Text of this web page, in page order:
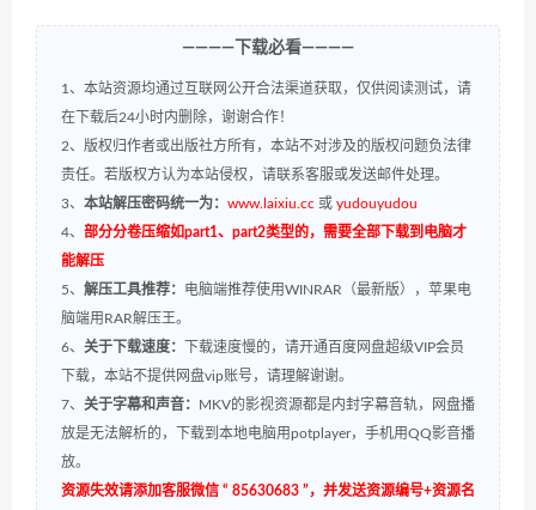
————下载必看————
1、本站资源均通过互联网公开合法渠道获取，仅供阅读测试，请
在下载后24小时内删除，谢谢合作！
2、版权归作者或出版社方所有，本站不对涉及的版权问题负法律
责任。若版权方认为本站侵权，请联系客服或发送邮件处理。
3、 本站解压密码统一为： www.laixiu.cc 或 yudouyudou
4、 部分分卷压缩如part1、part2类型的，需要全部下载到电脑才
能解压
5、 解压工具推荐： 电脑端推荐使用WINRAR（最新版），苹果电
脑端用RAR解压王。
6、 关于下载速度：
下载速度慢的，请开通百度网盘超级VIP会员
下载，本站不提供网盘vip账号，请理解谢谢。
7、 关于字幕和声音： MKV的影视资源都是内封字幕音轨，网盘播
放是无法解析的，下载到本地电脑用potplayer，手机用QQ影音播
放。
资源失效请添加客服微信 “ 85630683 ”，并发送资源编号+资源名